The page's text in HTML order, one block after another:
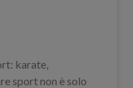
karate,
sport non è solo